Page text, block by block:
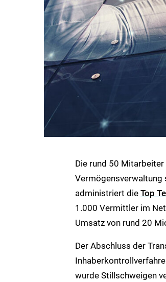
Die rund 50
Vermögensverwaltung
administriert die Top
1.000 Vermittler im
Umsatz von rund 20
Der Abschluss der
wurde Stillschweigen